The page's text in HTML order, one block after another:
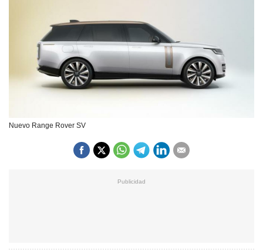
Nuevo Range Rover SV